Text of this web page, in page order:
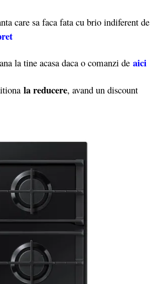
care sa faca fata cu brio indiferent de
la tine acasa daca o comanzi de aici
la reducere, avand un discount